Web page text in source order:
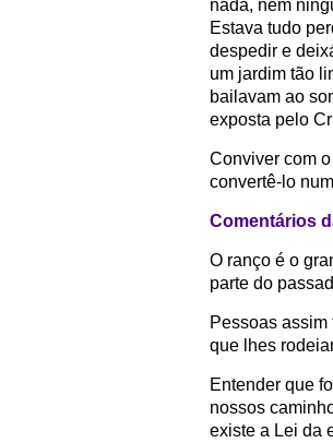
nada, nem
Estava tudo
despedir e
um jardim tão
bailavam ao
exposta pelo
Conviver com
convertê-lo
Comentários
O ranço é o
parte do
Pessoas
que lhes
Entender que
nossos
existe a Lei da